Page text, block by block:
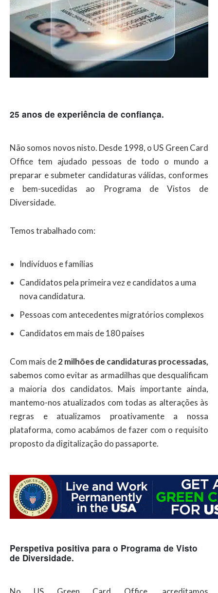
25 anos de experiência de confiança.
Não somos novos nisto. Desde 1998, o US Green Card
Office tem ajudado pessoas de todo o mundo a
preparar e submeter candidaturas válidas, conformes
e bem-sucedidas ao Programa de Vistos de
Diversidade.
Temos trabalhado com:
Indivíduos e famílias
Candidatos pela primeira vez e candidatos a uma
nova candidatura.
Pessoas com antecedentes migratórios complexos
Candidatos em mais de 180 países
Com mais de2 milhões de candidaturas processadas,
sabemos como evitar as armadilhas que desqualificam
a maioria dos candidatos. Mais importante ainda,
mantemo-nos atualizados com todas as alterações às
regras e atualizamos proativamente a nossa
plataforma, como acabámos de fazer com o requisito
proposto da digitalização do passaporte.
Perspetiva positiva para o Programa de Visto
de Diversidade.